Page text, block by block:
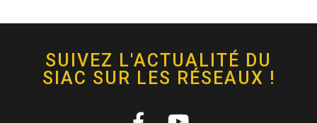
SUIVEZ L'ACTUALITÉ DU
SIAC SUR LES RÉSEAUX !